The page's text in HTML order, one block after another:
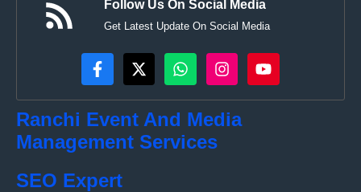
Follow Us On Social Media
Get Latest Update On Social Media
Ranchi Event And Media
Management Services
SEO Expert